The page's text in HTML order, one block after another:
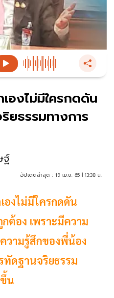
เองไม่มีใครกดดัน
ยธรรมทางการ
ฐ์
อัปเดตล่าสุด : 19 เม.ย. 65 | 13:38 น.
องไม่มีใครกดดัน
ต้อง เพราะมีความ
วามรู้สึกของพี่น้อง
ทัดฐานจริยธรรม
น